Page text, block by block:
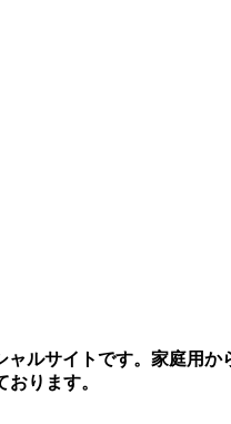
ャルサイトです。家庭用か
ります。